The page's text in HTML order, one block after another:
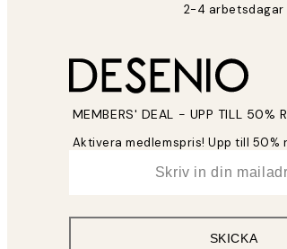
2-4 arbetsdagar
MEMBERS' DEAL - UPP TILL 50%
Aktivera medlemspris! Upp till
SKICKA